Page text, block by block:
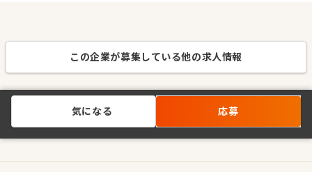
この企業が募集している他の求人情報
気になる 応募